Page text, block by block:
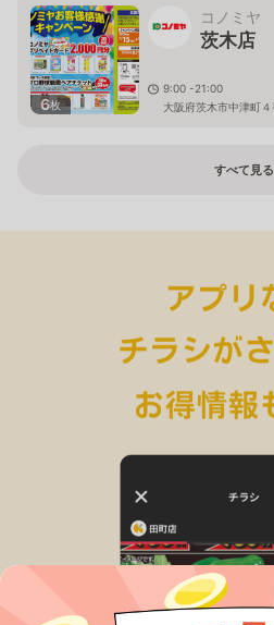
6枚
コノミヤ
茨木店
9:00 -21:00
大阪府茨木市中津町
すべて見る